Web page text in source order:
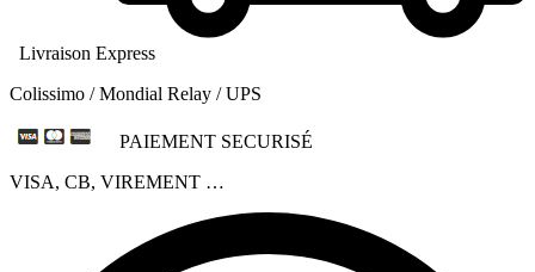
Livraison Express
Colissimo / Mondial Relay / UPS
PAIEMENT SECURISÉ
VISA, CB, VIREMENT …